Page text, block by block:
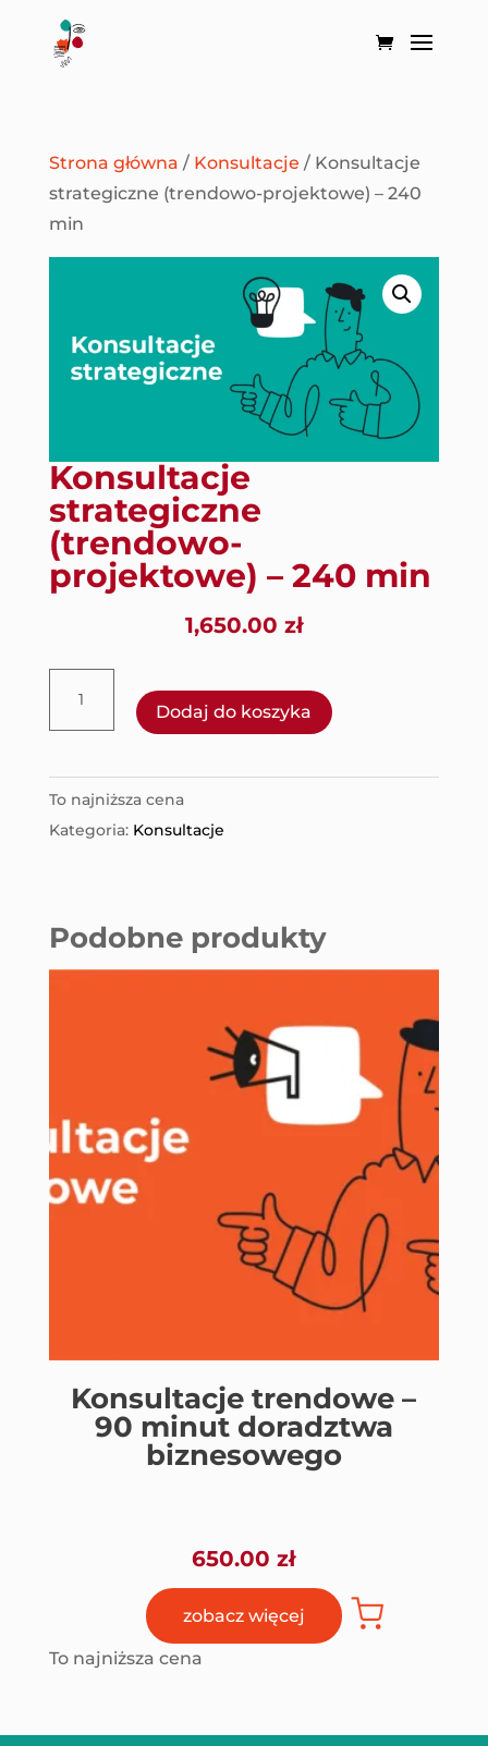
Strona główna / Konsultacje / Konsultacje
strategiczne (trendowo-projektowe) – 240
min
Konsultacje
strategiczne
(trendowo-
projektowe) – 240 min
1,650.00 zł
Konsultacje
(trendowo-
projektowe)
-
Dodaj do koszyka
To najniższa cena
Kategoria: Konsultacje
Podobne produkty
Konsultacje trendowe –
90 minut doradztwa
biznesowego
650.00zł
zobacz więcej
To najniższa cena